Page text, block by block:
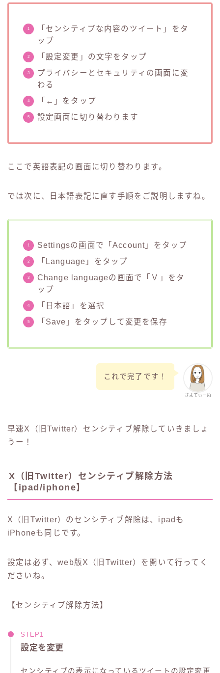
「センシティブな内容のツイート」をタ
ップ
「設定変更」の文字をタップ
プライバシーとセキュリティの画面に変
わる
「←」をタップ
設定画面に切り替わります
ここで英語表記の画面に切り替わります。
では次に、日本語表記に直す手順をご説明しますね。
Settingsの画面で「Account」をタップ
「Language」をタップ
Change languageの画面で「Ｖ」をタ
ップ
「日本語」を選択
「Save」をタップして変更を保存
さよてぃーぬ
これで完了です！
早速X（旧Twitter）センシティブ解除していきましょ
うー！
X（旧Twitter）センシティブ解除方法
【ipad/iphone】
X（旧Twitter）のセンシティブ解除は、ipadも
iPhoneも同じです。
設定は必ず、web版X（旧Twitter）を開いて行ってく
ださいね。
【センシティブ解除方法】
設定を変更
センシティブの表示になっているツイートの設定変更